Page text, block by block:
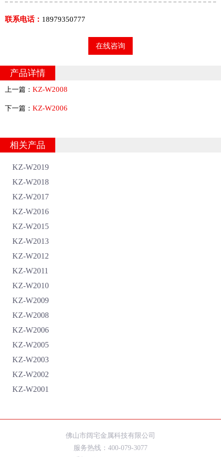
联系电话： 18979350777
在线咨询
产品详情
上一篇： KZ-W2008
下一篇： KZ-W2006
相关产品
KZ-W2019
KZ-W2018
KZ-W2017
KZ-W2016
KZ-W2015
KZ-W2013
KZ-W2012
KZ-W2011
KZ-W2010
KZ-W2009
KZ-W2008
KZ-W2006
KZ-W2005
KZ-W2003
KZ-W2002
KZ-W2001
佛山市阔宅金属科技有限公司
服务热线：400-079-3077